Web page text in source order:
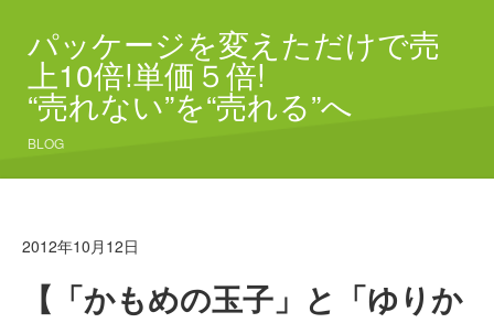
パッケージを変えただけで売
上10倍!単価５倍!
“売れない”を“売れる”へ
BLOG
2012年10月12日
【「かもめの玉子」と「ゆりか